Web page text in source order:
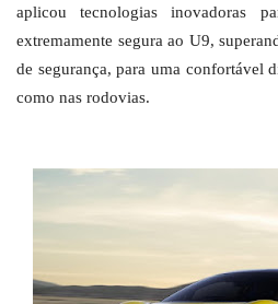
aplicou tecnologias inovadoras
extremamente segura ao U9,
de segurança, para uma confortável
como nas rodovias.